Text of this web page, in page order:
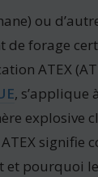
ou
forage
ATEX
, s’applique
explosive
signifie
et pourquoi